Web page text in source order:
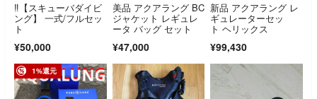
‼【スキューバダイビ
ング】 一式/フルセッ
ト
¥50,000
美品 アクアラング BC
ジャケット レギュレ
ータ バッグ セット
¥47,000
新品 アクアラング レ
ギュレーターセッ
ト ヘリックス
¥99,430
1%還元